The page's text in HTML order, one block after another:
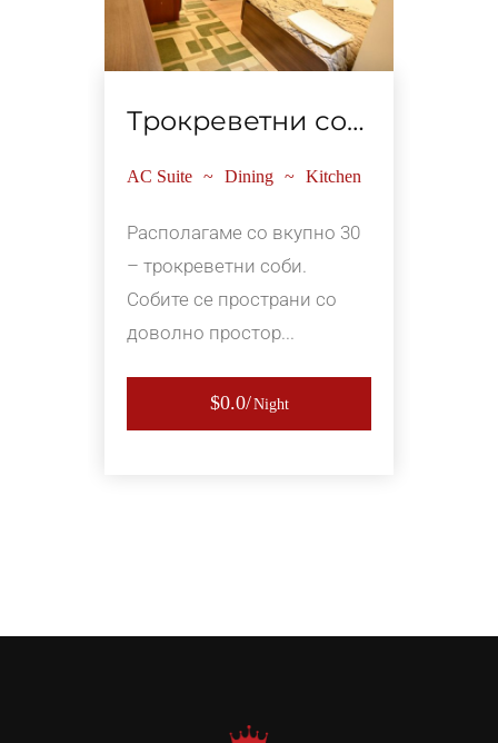
Трокреветни соби
AC Suite Dining Kitchen
Располагаме со вкупно 30
– трокреветни соби.
Собите се пространи со
доволно простор...
$0.0 Night